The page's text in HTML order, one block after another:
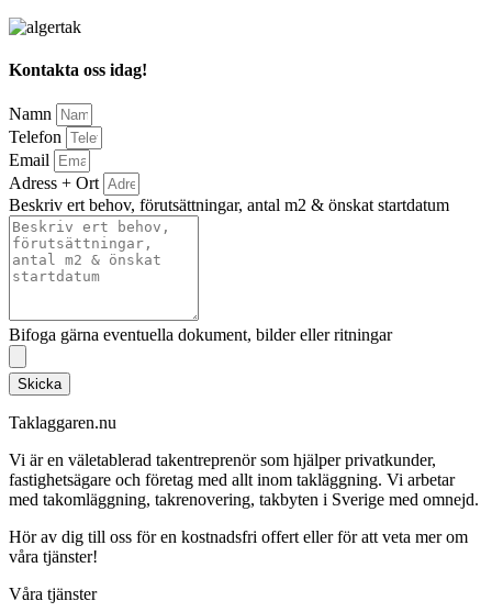
Kontakta oss idag!
Namn
Telefon
Email
Adress + Ort
Beskriv ert behov, förutsättningar, antal m2 & önskat startdatum
Bifoga gärna eventuella dokument, bilder eller ritningar
Skicka
Taklaggaren.nu
Vi är en väletablerad takentreprenör som hjälper privatkunder,
fastighetsägare och företag med allt inom takläggning. Vi arbetar
med takomläggning, takrenovering, takbyten i Sverige med omnejd.
Hör av dig till oss för en kostnadsfri offert eller för att veta mer om
våra tjänster!
Våra tjänster